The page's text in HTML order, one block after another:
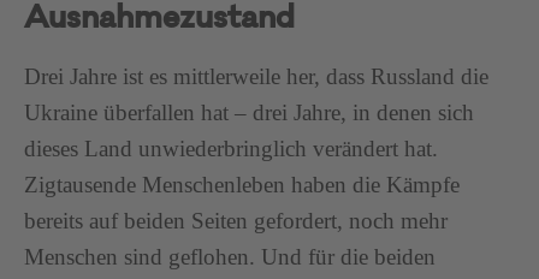
Ausnahmezustand
Drei Jahre ist es mittlerweile her, dass Russland die
Ukraine überfallen hat – drei Jahre, in denen sich
dieses Land unwiederbringlich verändert hat.
Zigtausende Menschenleben haben die Kämpfe
bereits auf beiden Seiten gefordert, noch mehr
Menschen sind geflohen. Und für die beiden